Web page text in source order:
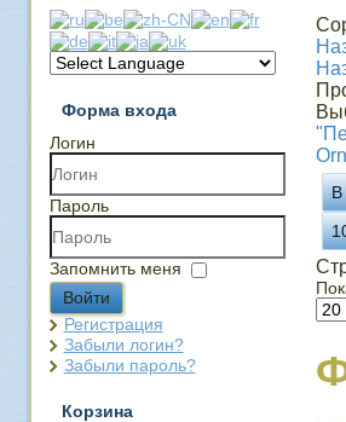
Форма входа
Логин
Пароль
Запомнить меня
Войти
Регистрация
Забыли логин?
Забыли пароль?
Корзина
В